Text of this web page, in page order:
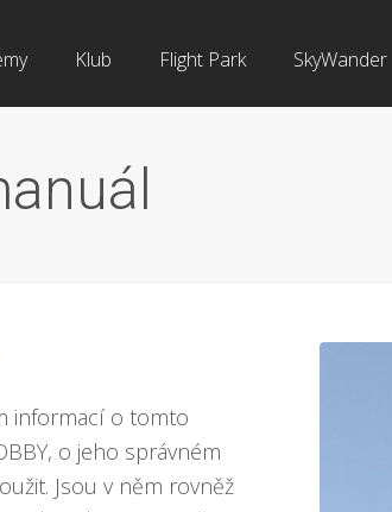
Klub Flight Park SkyWander
informací o tomto
o jeho správném
Jsou v něm rovněž